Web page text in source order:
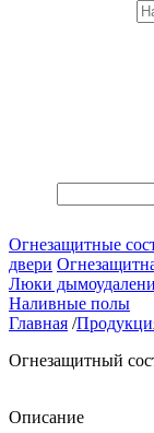
Огнезащитные
двери
Люки
Наливные полы
Главная /
Огнезащитный
Описание